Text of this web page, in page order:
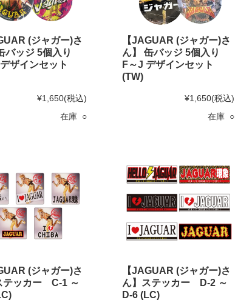
(ジャガー)さ
バッジ 5個入り
ザインセット
¥1,650(税込)
在庫 ○
【JAGUAR (ジャガー)さ
ん】 缶バッジ 5個入り
F～J デザインセット
(TW)
¥1,650(税込)
在庫 ○
(ジャガー)さ
テッカー C-1 ～
【JAGUAR (ジャガー)さ
ん】ステッカー D-2 ～
D-6 (LC)